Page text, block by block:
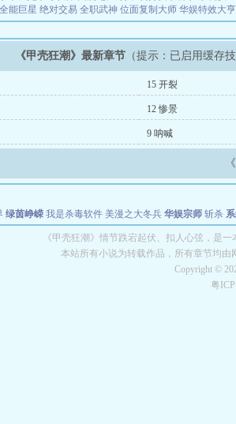
能巨星 绝对交易 全职武神 位面复制大师 华娱特效大亨
《甲壳狂潮》最新章节 （提示：已启用缓存
15 开裂
12 惨景
9 呐喊
绿茵峥嵘 我是杀毒软件 美漫之大冬兵 华娱宗师 斩杀
教练万岁 都市全能巨星 绝对交易 全职武神 位面复
《甲壳狂潮》情节跌宕起伏、扣人心弦，是
本站所有小说为转载作品，所有章节均
Copyright ©
粤